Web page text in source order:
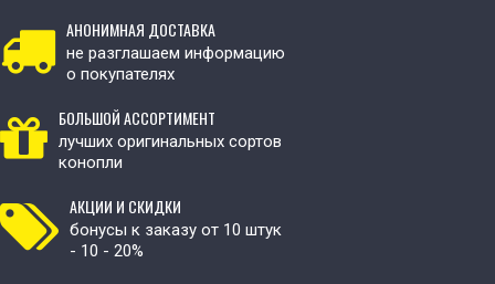
АНОНИМНАЯ ДОСТАВКА
не разглашаем информацию
о покупателях
БОЛЬШОЙ АССОРТИМЕНТ
лучших оригинальных сортов
конопли
АКЦИИ И СКИДКИ
бонусы к заказу от 10 штук
- 10 - 20%